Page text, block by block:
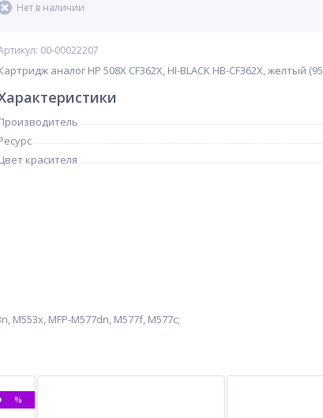
Нет в наличии
00-00022207
аналог HP 508X CF362X, HI-BLACK HB-CF362X, желтый
красителя
MFP-M577dn, M577f, M577c;
%